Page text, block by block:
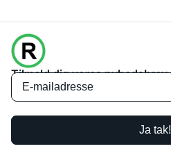
Tilmeld dig vores nyhedsbrev
Ja tak!